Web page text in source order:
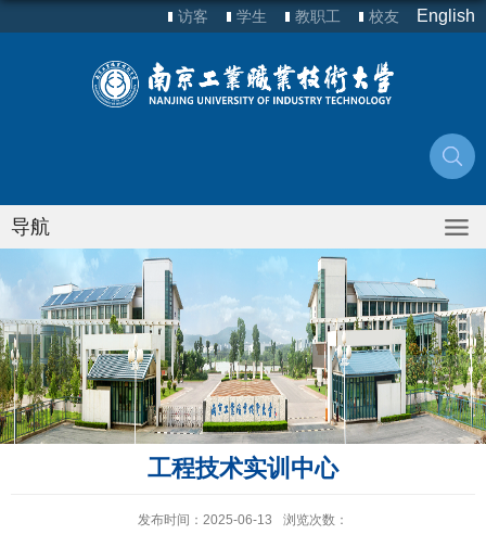
访客 学生 教职工 校友 English
导航
工程技术实训中心
发布时间：2025-06-13 浏览次数：